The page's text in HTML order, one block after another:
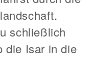
schließlich
die Isar in die